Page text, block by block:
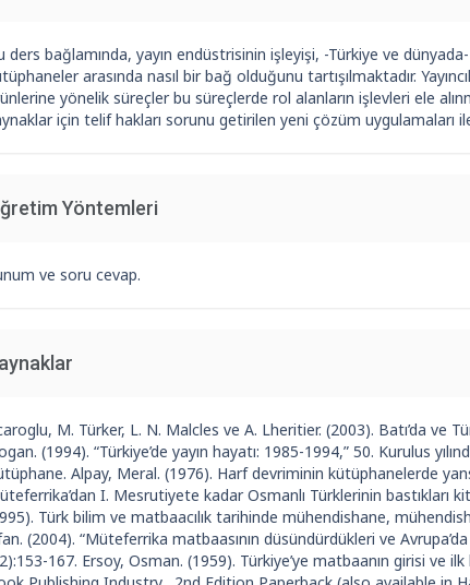
ders bağlamında, yayın endüstrisinin işleyişi, -Türkiye ve
arasında nasıl bir bağ olduğunu tartışılmaktadır.
yönelik süreçler bu süreçlerde rol alanların işlevleri ele
için telif hakları sorunu getirilen yeni çözüm uygulamaları
Yöntemleri
ve soru cevap.
M. Türker, L. N. Malcles ve A. Lheritier. (2003). Batı’da ve
(1994). “Türkiye’de yayın hayatı: 1985-1994,” 50. Kurulus
Alpay, Meral. (1976). Harf devriminin kütüphanelerde
I. Mesrutiyete kadar Osmanlı Türklerinin bastıkları
Türk bilim ve matbaacılık tarihinde mühendishane,
(2004). “Müteferrika matbaasının düsündürdükleri ve
167. Ersoy, Osman. (1959). Türkiye’ye matbaanın girisi ve